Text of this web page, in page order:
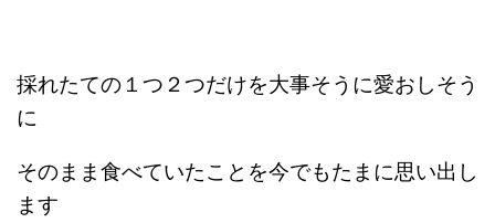
採れたての１つ２つだけを大事そうに愛おしそう
に
そのまま食べていたことを今でもたまに思い出し
ます